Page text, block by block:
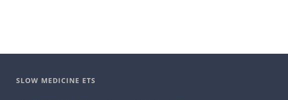
SLOW MEDICINE ETS